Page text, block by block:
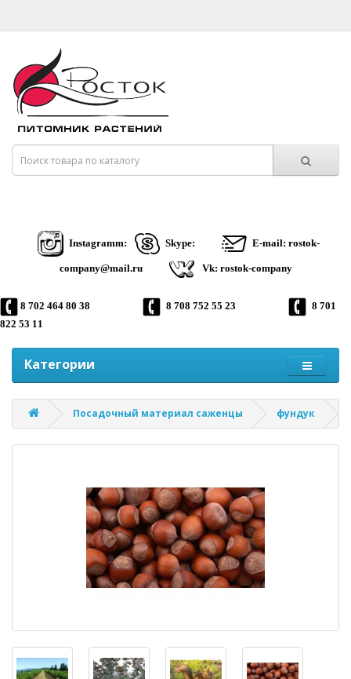
Instagramm: Skype: E-mail: rostok-
company@mail.ru Vk: rostok-company
8 702 464 80 38 8 708 752 55 23
8 701
822 53 11
Категории
Посадочный материал саженцы фундук